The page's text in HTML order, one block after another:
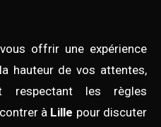
offrir une expérience
hauteur de vos attentes,
respectant les règles
à Lille pour discuter